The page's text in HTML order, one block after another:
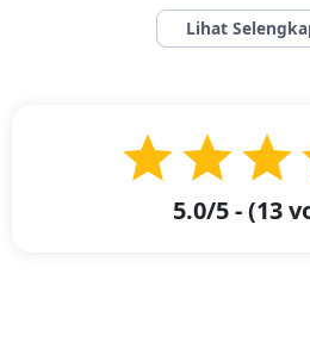
pengiriman barang yang tidak
wilayah. Hal ini dibutuhkan oleh para
Troben hadir sebagai perusahaan yang
pengiriman ekspedisi kargo dan logistik
terjangkau dan berbasis daring pertama
5.0/5 - (13